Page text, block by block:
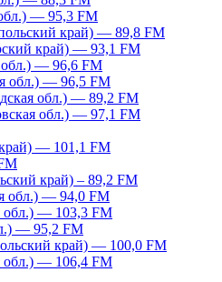
— 95,3 FM
край) — 89,8 FM
край) — 93,1 FM
обл.) — 96,6 FM
обл.) — 96,5 FM
обл.) — 89,2 FM
обл.) — 97,1 FM
— 101,1 FM
край) – 89,2 FM
обл.) — 94,0 FM
обл.) — 103,3 FM
— 95,2 FM
край) — 100,0 FM
обл.) — 106,4 FM